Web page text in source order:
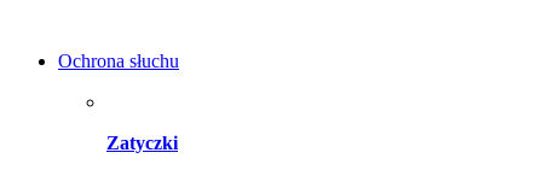
Ochrona słuchu
Zatyczki